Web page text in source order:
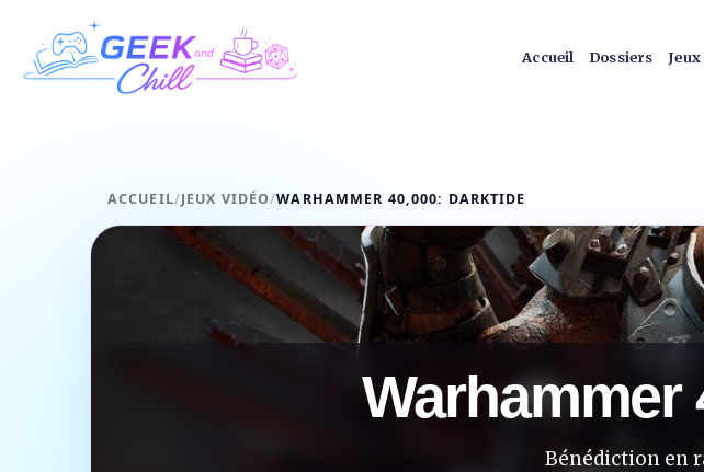
Aller au contenu
Accueil Dossiers
ACCUEIL/JEUX VIDÉO/WARHAMMER 40,000: DARKTIDE
Warhammer
Bénédiction en